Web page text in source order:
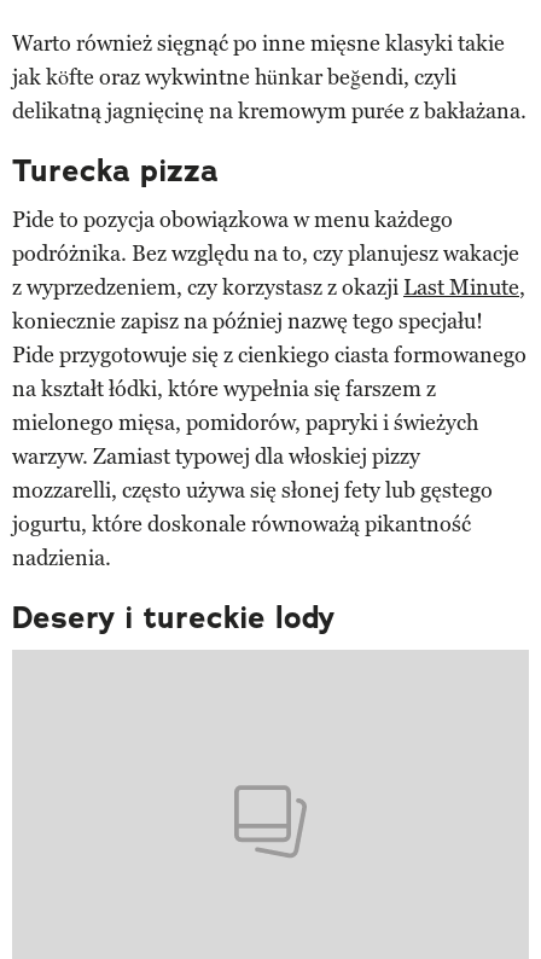
Warto również sięgnąć po inne mięsne klasyki takie
jak köfte oraz wykwintne hünkar beğendi, czyli
delikatną jagnięcinę na kremowym purée z bakłażana.
Turecka pizza
Pide to pozycja obowiązkowa w menu każdego
podróżnika. Bez względu na to, czy planujesz wakacje
z wyprzedzeniem, czy korzystasz z okazji Last Minute,
koniecznie zapisz na później nazwę tego specjału!
Pide przygotowuje się z cienkiego ciasta formowanego
na kształt łódki, które wypełnia się farszem z
mielonego mięsa, pomidorów, papryki i świeżych
warzyw. Zamiast typowej dla włoskiej pizzy
mozzarelli, często używa się słonej fety lub gęstego
jogurtu, które doskonale równoważą pikantność
nadzienia.
Desery i tureckie lody